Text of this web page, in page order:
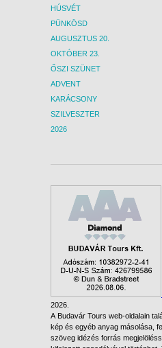
HÚSVÉT
PÜNKÖSD
AUGUSZTUS 20.
OKTÓBER 23.
ŐSZI SZÜNET
ADVENT
KARÁCSONY
SZILVESZTER
2026
2026.
A Budavár Tours web-oldalain
kép és egyéb anyag másolása,
szöveg idézés forrás